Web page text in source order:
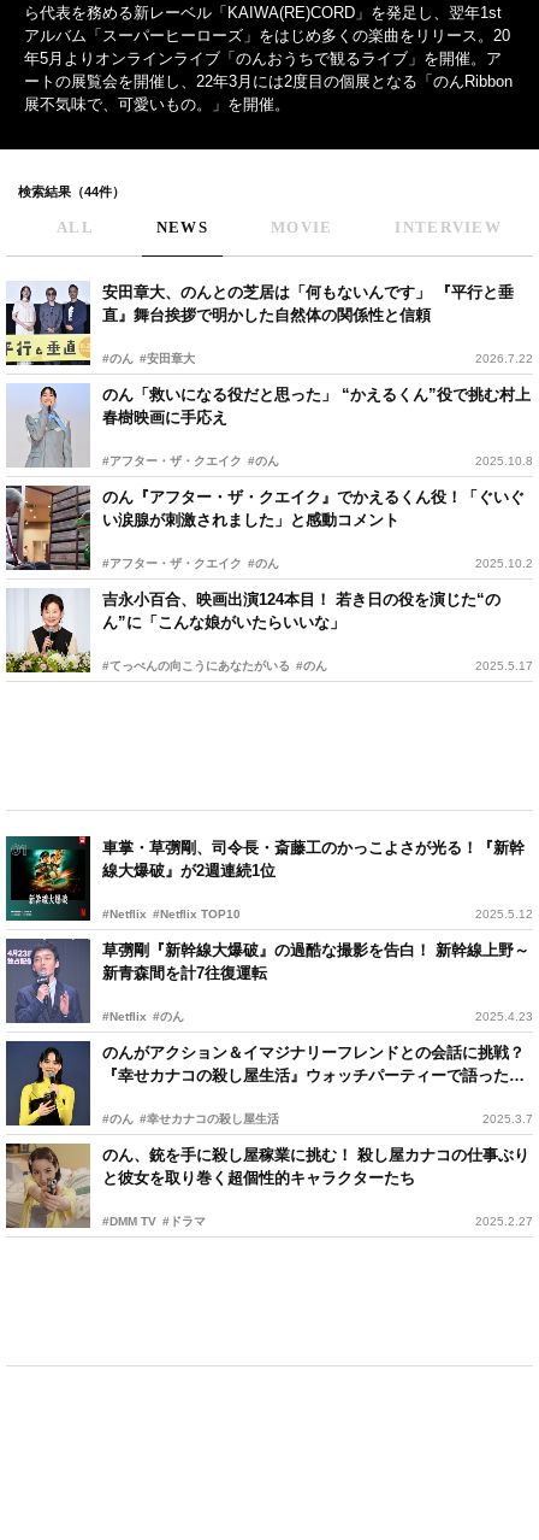
ら代表を務める新レーベル「KAIWA(RE)CORD」を発足し、翌年1st
アルバム「スーパーヒーローズ」をはじめ多くの楽曲をリリース。20
年5月よりオンラインライブ「のんおうちで観るライブ」を開催。ア
ートの展覧会を開催し、22年3月には2度目の個展となる「のんRibbon
展不気味で、可愛いもの。」を開催。
検索結果（44件）
ALL NEWS MOVIE INTERVIEW
安田章大、のんとの芝居は「何もないんです」 『平行と垂
直』舞台挨拶で明かした自然体の関係性と信頼
#のん #安田章大 2026.7.22
のん「救いになる役だと思った」 “かえるくん”役で挑む村上
春樹映画に手応え
#アフター・ザ・クエイク #のん 2025.10.8
のん『アフター・ザ・クエイク』でかえるくん役！「ぐいぐ
い涙腺が刺激されました」と感動コメント
#アフター・ザ・クエイク #のん 2025.10.2
吉永小百合、映画出演124本目！ 若き日の役を演じた“の
ん”に「こんな娘がいたらいいな」
#てっぺんの向こうにあなたがいる #のん 2025.5.17
車掌・草彅剛、司令長・斎藤工のかっこよさが光る！『新幹
線大爆破』が2週連続1位
#Netflix #Netflix TOP10 2025.5.12
草彅剛『新幹線大爆破』の過酷な撮影を告白！ 新幹線上野～
新青森間を計7往復運転
#Netflix #のん 2025.4.23
のんがアクション＆イマジナリーフレンドとの会話に挑戦？
『幸せカナコの殺し屋生活』ウォッチパーティーで語った思
#のん #幸せカナコの殺し屋生活 2025.3.7
のん、銃を手に殺し屋稼業に挑む！ 殺し屋カナコの仕事ぶり
と彼女を取り巻く超個性的キャラクターたち
#DMM TV #ドラマ 2025.2.27